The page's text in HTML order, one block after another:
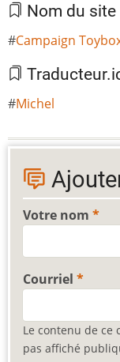
Nom du site
Campaign
Michel
Votre nom
Courriel
Le contenu de ce
pas affiché